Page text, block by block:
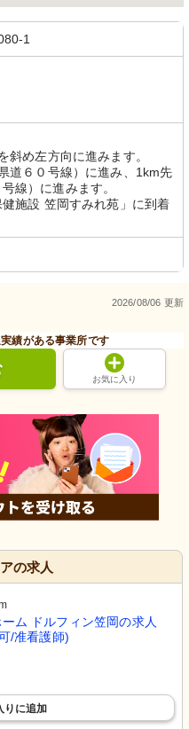
1
斜め左方向に進みます。
道６０号線）に進み、1km先
線）に進みます。
施設 笠岡すみれ苑」に到着
2026/08/06 更新
績がある事業所です
お気に入り
の求人
ム ドルフィン笠岡の求人
/准看護師)
り に追加